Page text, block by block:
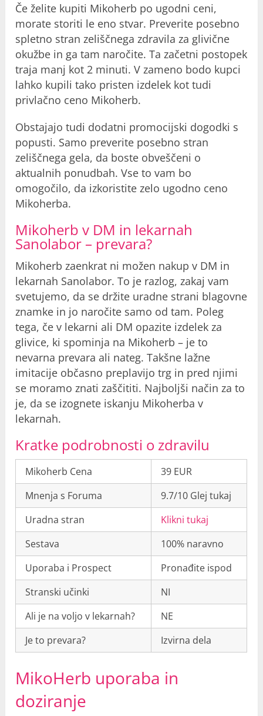
Če želite kupiti Mikoherb po ugodni ceni,
morate storiti le eno stvar. Preverite posebno
spletno stran zeliščnega zdravila za glivične
okužbe in ga tam naročite. Ta začetni postopek
traja manj kot 2 minuti. V zameno bodo kupci
lahko kupili tako pristen izdelek kot tudi
privlačno ceno Mikoherb.
Obstajajo tudi dodatni promocijski dogodki s
popusti. Samo preverite posebno stran
zeliščnega gela, da boste obveščeni o
aktualnih ponudbah. Vse to vam bo
omogočilo, da izkoristite zelo ugodno ceno
Mikoherba.
Mikoherb v DM in lekarnah
Sanolabor – prevara?
Mikoherb zaenkrat ni možen nakup v DM in
lekarnah Sanolabor. To je razlog, zakaj vam
svetujemo, da se držite uradne strani blagovne
znamke in jo naročite samo od tam. Poleg
tega, če v lekarni ali DM opazite izdelek za
glivice, ki spominja na Mikoherb – je to
nevarna prevara ali nateg. Takšne lažne
imitacije občasno preplavijo trg in pred njimi
se moramo znati zaščititi. Najboljši način za to
je, da se izognete iskanju Mikoherba v
lekarnah.
Kratke podrobnosti o zdravilu
Mikoherb Cena
39 EUR
Mnenja s Foruma
9.7/10 Glej tukaj
Uradna stran
Klikni tukaj
Sestava
100% naravno
Uporaba i Prospect
Pronađite ispod
Stranski učinki
NI
Ali je na voljo v lekarnah?
NE
Je to prevara?
Izvirna dela
MikoHerb uporaba in
doziranje